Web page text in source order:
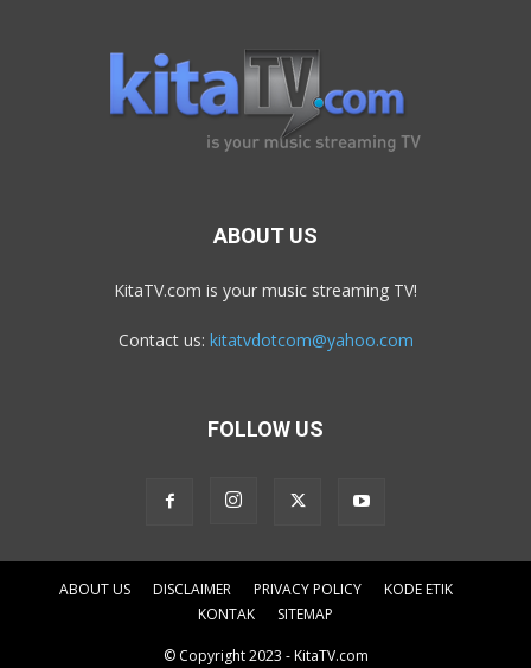
ABOUT US
KitaTV.com is your music streaming TV!
Contact us: kitatvdotcom@yahoo.com
FOLLOW US
ABOUT US DISCLAIMER PRIVACY POLICY
KODE ETIK
KONTAK
SITEMAP
© Copyright 2023 - KitaTV.com